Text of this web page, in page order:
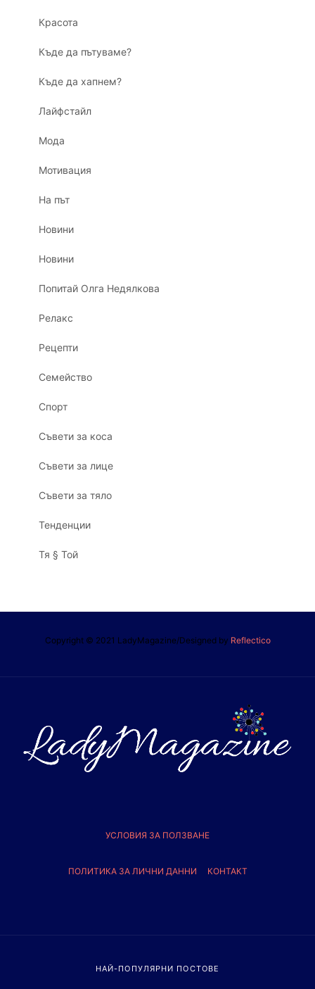
Красота
Къде да пътуваме?
Къде да хапнем?
Лайфстайл
Мода
Мотивация
На път
Новини
Новини
Попитай Олга Недялкова
Релакс
Рецепти
Семейство
Спорт
Съвети за коса
Съвети за лице
Съвети за тяло
Тенденции
Тя § Той
Copyright © 2021 LadyMagazine/Designed by Reflectico
УСЛОВИЯ ЗА ПОЛЗВАНЕ
ПОЛИТИКА ЗА ЛИЧНИ ДАННИ КОНТАКТ
НАЙ-ПОПУЛЯРНИ ПОСТОВЕ